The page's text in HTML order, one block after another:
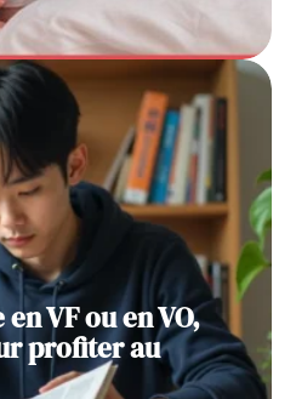
en VF ou en VO,
profiter au